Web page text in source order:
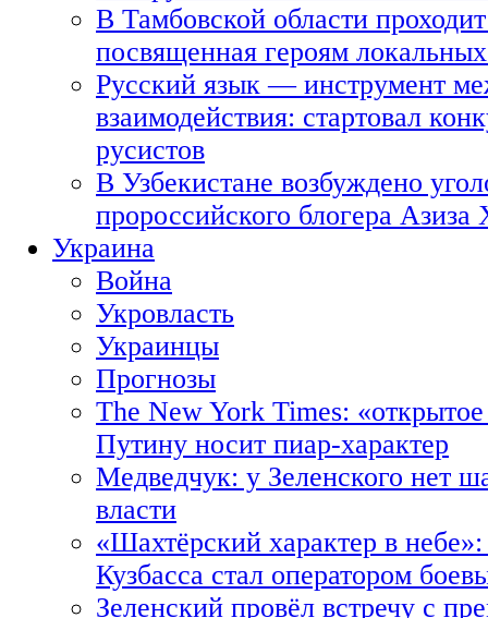
В Тамбовской области
посвященная героям
Русский язык — инструмент
взаимодействия: стартовал
русистов
В Узбекистане возбуждено
пророссийского блогера Азиза
Украина
Война
Укровласть
Украинцы
Прогнозы
The New York Times:
Путину носит пиар-характер
Медведчук: у Зеленского нет
власти
«Шахтёрский характер в
Кузбасса стал оператором
Зеленский провёл встречу с